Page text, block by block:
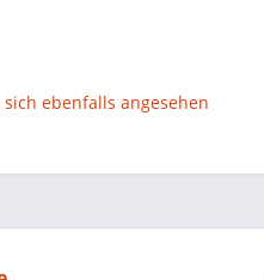
ebenfalls angesehen